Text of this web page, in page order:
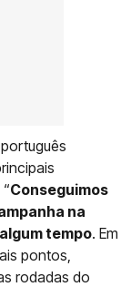
Conseguimos
na
tempo. Em
pontos,
rodadas do